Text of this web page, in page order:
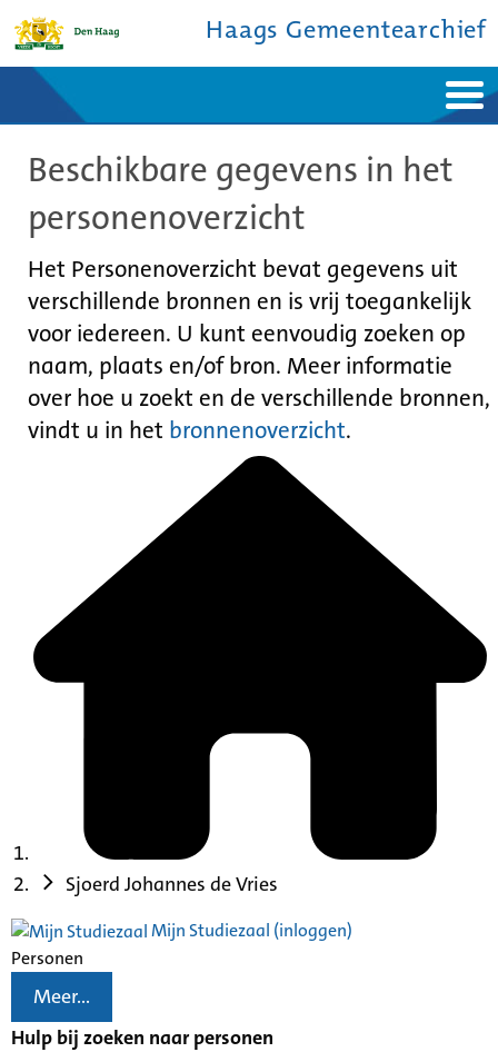
Haags Gemeentearchief
Ontdek de stad
De studiezaal
Bronnen en collecties
Contact
Beschikbare gegevens in het
personenoverzicht
Het Personenoverzicht bevat gegevens uit
verschillende bronnen en is vrij toegankelijk
voor iedereen. U kunt eenvoudig zoeken op
naam, plaats en/of bron. Meer informatie
over hoe u zoekt en de verschillende bronnen,
vindt u in het bronnenoverzicht.
Sjoerd Johannes de Vries
Mijn Studiezaal (inloggen)
Personen
Meer...
Hulp bij zoeken naar personen